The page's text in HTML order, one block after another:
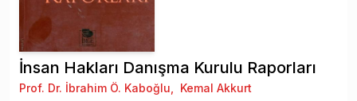
İnsan Hakları Danışma Kurulu Raporları
Prof. Dr. İbrahim Ö. Kaboğlu
Kemal Akkurt